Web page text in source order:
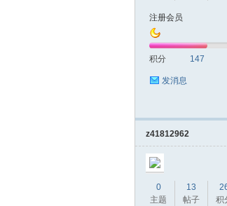
注册会员
积分 147
发消息
z41812962
0
主题
13
帖子
积